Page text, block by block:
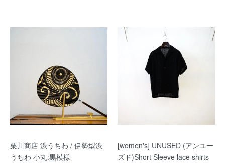
栗川商店 渋うちわ / 伊勢型渋
うちわ 小丸:黒模様
[women's] UNUSED (アンユー
ズド)Short Sleeve lace shirts